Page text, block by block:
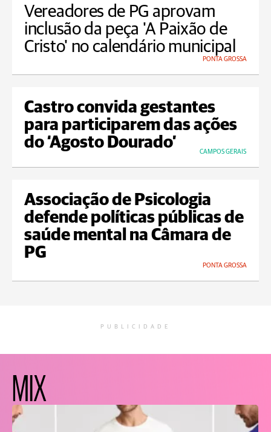
Vereadores de PG aprovam
inclusão da peça 'A Paixão de
Cristo' no calendário municipal
PONTA GROSSA
Castro convida gestantes
para participarem das ações
do ‘Agosto Dourado’
CAMPOS GERAIS
Associação de Psicologia
defende políticas públicas de
saúde mental na Câmara de
PG
PONTA GROSSA
PUBLICIDADE
MIX